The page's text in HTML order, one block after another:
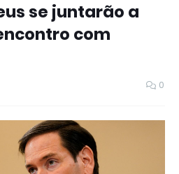
se juntarão a
com
0